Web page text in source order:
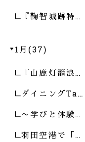
『鞠智城跡特…
1月(37)
『山鹿灯籠浪…
ダイニングTa…
〜学びと体験…
羽田空港で「…